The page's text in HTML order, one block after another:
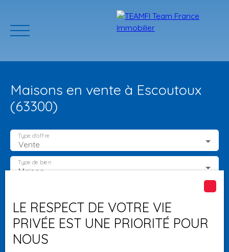
ACCUEIL PROGRAMMES
Estimation
Maisons en vente à Escoutoux
(63300)
Vente
Type d'offre
Maison
Type de bien
Budget max (€)
Surface min (m²)
LE RESPECT DE VOTRE VIE
PRIVÉE EST UNE PRIORITÉ POUR
NOUS